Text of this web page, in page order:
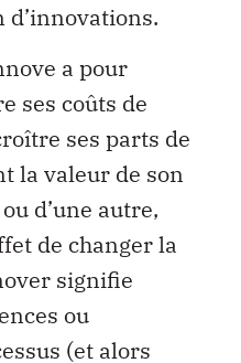
d’innovations.
a pour
ses coûts de
ses parts de
la valeur de son
d’une autre,
de changer la
signifie
ou
(et alors